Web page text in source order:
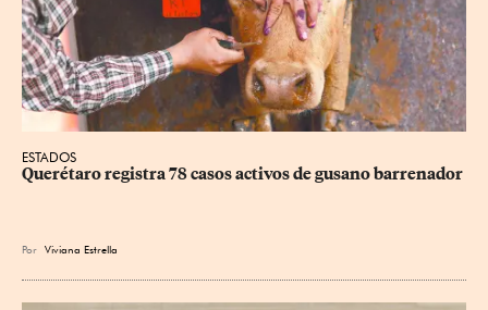
ESTADOS
Querétaro registra 78 casos activos de gusano barrenador
Por Viviana Estrella